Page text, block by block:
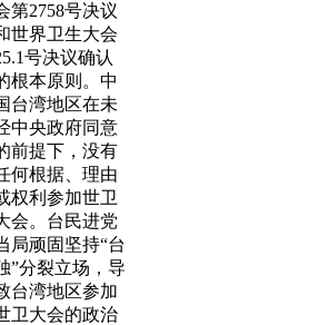
第2758号决议
世界卫生大会
号决议确认
根本原则。中
台湾地区在未
中央政府同意
前提下，没有
何根据、理由
权利参加世卫
会。台民进党
局顽固坚持“台
”分裂立场，导
台湾地区参加
卫大会的政治